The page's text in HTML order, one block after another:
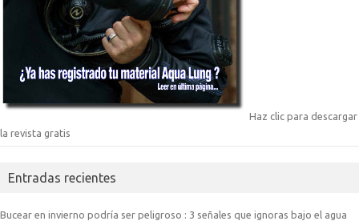
Haz clic para descargar
la revista gratis
Entradas recientes
Bucear en invierno podría ser peligroso : 3 señales que ignoras bajo el agua